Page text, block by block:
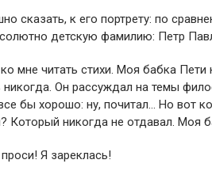
сказать, к его портрету: по
детскую фамилию: Петр
мне читать стихи. Моя бабка
Он рассуждал на темы
бы хорошо: ну, почитал… Но вот
Который никогда не отдавал. Моя
Я зареклась!